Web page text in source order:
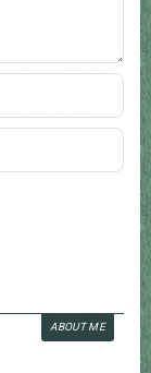
ABOUT ME